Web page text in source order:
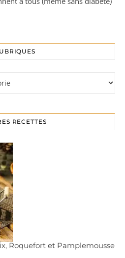
RECETTES
Roquefort et Pamplemousse